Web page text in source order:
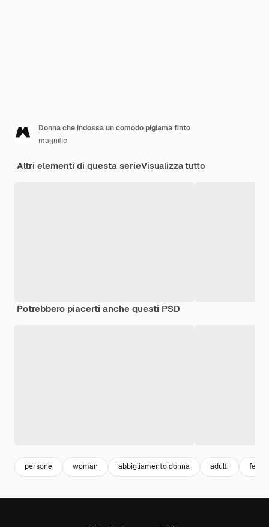
Donna che indossa un comodo pigiama finto
magnific
Altri elementi di questa serieVisualizza tutto
Potrebbero piacerti anche questi PSD
persone woman abbigliamento donna adulti